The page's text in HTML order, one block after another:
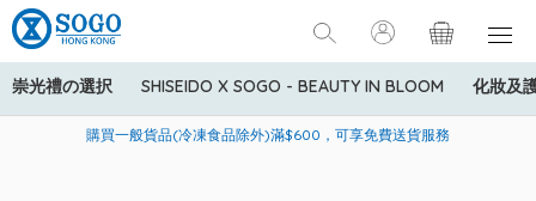
崇光禮の選択 SHISEIDO X SOGO - BEAUTY IN BLOOM 化妝及
美國運通Explorer®信用卡會員購物禮遇：高達5%簽賬回贈！
購買一般貨品(冷凍食品除外)滿$600，可享免費送貨服務
寄送中國內地服務只適用於指定商品，若訂單金額少於HK$600(折